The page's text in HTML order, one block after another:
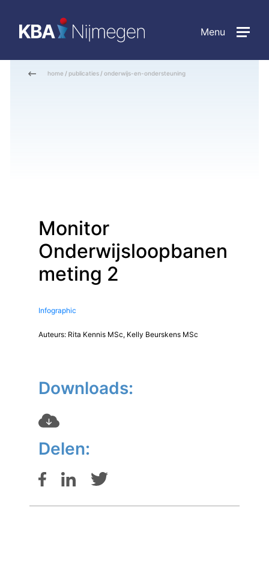
Menu
home / publicaties /onderwijs-en-ondersteuning
Monitor
Onderwijsloopbanen
meting 2
Infographic
Auteurs: Rita Kennis MSc, Kelly Beurskens MSc
Downloads:
Delen: